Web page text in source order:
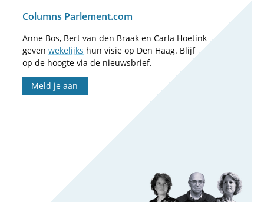
Columns Parlement.com
Anne Bos, Bert van den Braak en Carla Hoetink
geven wekelijks hun visie op Den Haag. Blijf
op de hoogte via de nieuwsbrief.
Meld je aan